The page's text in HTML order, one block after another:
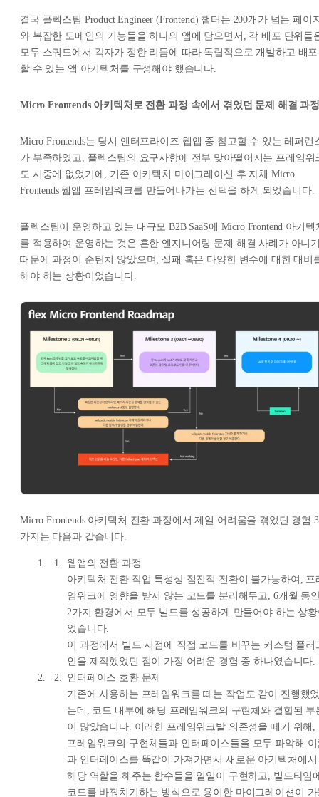
결국 플렉스팀 Product Engineer (Frontend) 챕터는 200개가 넘는 페이
와 복잡한 도메인의 기능들을 하나의 앱에 담으면서, 각 배포 단위들
모두 스쿼드에서 각자가 정한 리듬에 따라 독립적으로 개발하고 배포
할 수 있는 앱 아키텍처를 구성해야 했습니다.
Micro Frontends 아키텍처로 전환 과정 속에서 겪었던 문제 해결 과정
Micro Frontends는 당시 엔터프라이즈 웹앱 중 참고할 수 있는 레퍼런
가 부족하였고, 플렉스팀의 요구사항에 전부 맞아떨어지는 프레임워
도 시중에 없었기에, 기존 아키텍처 마이그레이션 후 자체 Micro
Frontends 웹앱 프레임워크를 만들어나가는 선택을 하게 되었습니다.
플렉스팀이 운영하고 있는 대규모 B2B SaaS에 Micro Frontend 아키텍
를 적용하여 운영하는 것은 흔한 엔지니어링 문제 해결 사례가 아니
때문에 과정이 순탄치 않았으며, 실패 혹은 다양한 변수에 대한 대비
해야 하는 상황이었습니다.
Micro Frontends 아키텍처 전환 과정에서 제일 어려움을 겪었던 경험 3
가지는 다음과 같습니다.
웹앱의 전환 과정
아키텍처 전환 작업 특성상 점진적 전환이 불가능하여, 프
임워크에 영향을 받지 않는 코드를 분리해두고, 6개월 동
2가지 환경에서 모두 빌드를 성공하게 만들어야 하는 상
었습니다.
이 과정에서 빌드 시점에 직접 코드를 바꾸는 커스텀 플러
인을 제작했었던 점이 가장 어려운 경험 중 하나였습니다.
인터페이스 호환 문제
기존에 사용하는 프레임워크를 떼는 작업도 같이 진행했
는데, 코드 내부에 해당 프레임워크의 구현체와 결합된 부
이 많았습니다. 이러한 프레임워크발 의존성을 떼기 위해,
프레임워크의 구현체들과 인터페이스들을 모두 파악해 이
과 인터페이스를 똑같이 가져가면서 새로운 아키텍처에서
해당 역할을 해주는 함수들을 일일이 구현하고, 빌드타임
코드를 바꿔치기하는 방식으로 용이한 마이그레이션이 가